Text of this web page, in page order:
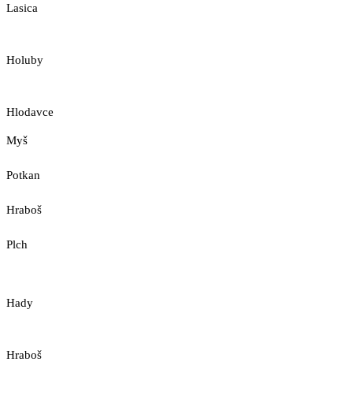
Lasica
Holuby
Hlodavce
Myš
Potkan
Hraboš
Plch
Hady
Hraboš